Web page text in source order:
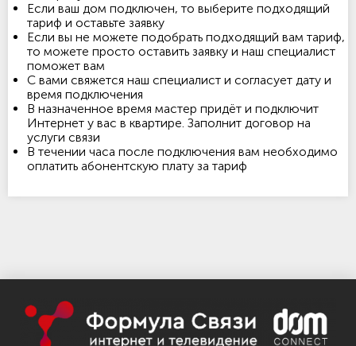
Если ваш дом подключен, то выберите подходящий
тариф и оставьте заявку
Если вы не можете подобрать подходящий вам тариф,
то можете просто оставить заявку и наш специалист
поможет вам
С вами свяжется наш специалист и согласует дату и
время подключения
В назначенное время мастер придёт и подключит
Интернет у вас в квартире. Заполнит договор на
услуги связи
В течении часа после подключения вам необходимо
оплатить абонентскую плату за тариф